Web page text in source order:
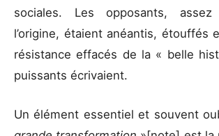
sociales. Les opposants,
l’origine, étaient anéantis, étouffés
résistance effacés de la « belle
puissants écrivaient.
Un élément essentiel et souvent